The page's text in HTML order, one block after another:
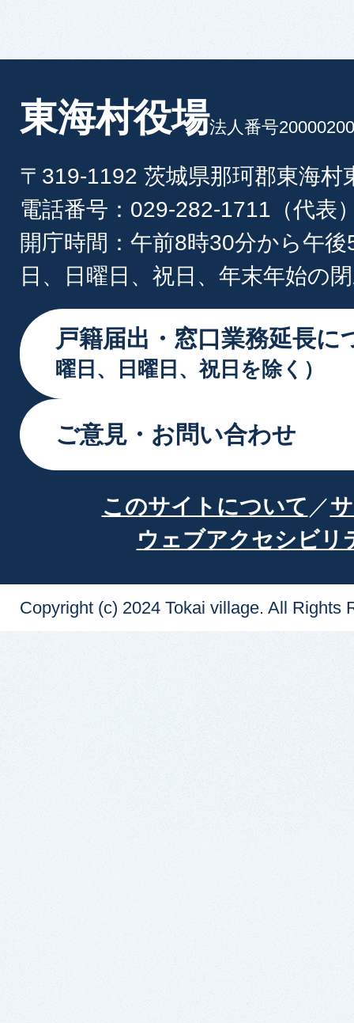
東海村役場法人番号
〒319-1192 茨城県那珂郡東海村
電話番号：029-282-1711（代表
開庁時間：午前8時30分から午
日、日曜日、祝日、年末年始の
戸籍届出・窓口業務延長に
曜日、日曜日、祝日を除く）
ご意見・お問い合わせ
このサイトについて
ウェブアクセシビリ
Copyright (c) 2024 Tokai village. All Rights